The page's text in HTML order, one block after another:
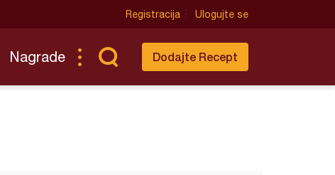
Registracija Ulogujte se
Nagrade Dodajte Recept